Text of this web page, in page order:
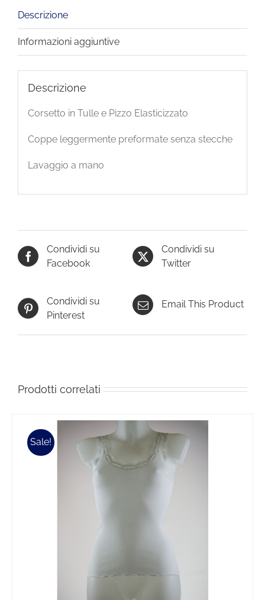
Descrizione
Informazioni aggiuntive
Descrizione
Corsetto in Tulle e Pizzo Elasticizzato
Coppe leggermente preformate senza stecche
Lavaggio a mano
Condividi su
Facebook
Condividi su
Twitter
Condividi su
Pinterest
Email This Product
Prodotti correlati
Sale!